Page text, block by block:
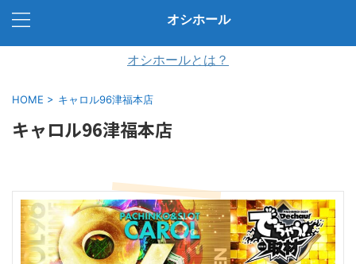
オシホール
オシホールとは？
HOME > キャロル96津福本店
キャロル96津福本店